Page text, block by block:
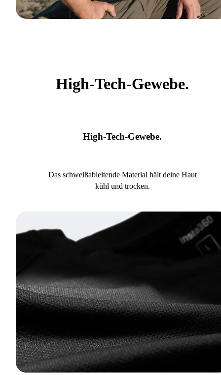
High-Tech-Gewebe.
High-Tech-Gewebe.
Das schweißableitende Material hält deine Haut
kühl und trocken.